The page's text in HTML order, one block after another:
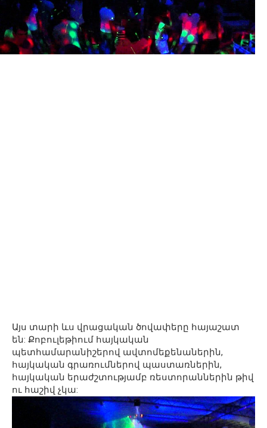
Այս տարի ևս վրացական ծովափերը հայաշատ
են: Քոբուլեթիում հայկական
պետհամարանիշերով ավտոմեքենաներին,
հայկական գրառումներով պաստառներին,
հայկական երաժշտությամբ ռեստորաններին թիվ
ու հաշիվ չկա: